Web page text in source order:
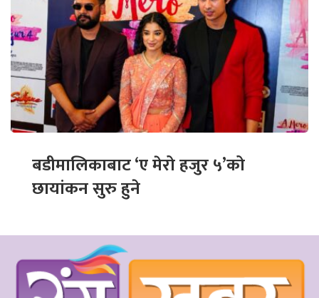
बडीमालिकाबाट ‘ए मेरो हजुर ५’को
छायांकन सुरु हुने